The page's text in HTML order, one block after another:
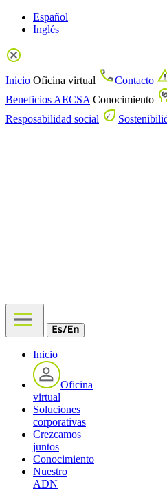
Español
Inglés
Inicio Oficina virtual Contacto
Beneficios AECSA Conocimiento
Resposabilidad social
Inicio
Oficina
virtual
Soluciones
corporativas
Crezcamos
juntos
Conocimiento
Nuestro
ADN